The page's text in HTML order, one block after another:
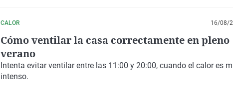
CALOR 16/08/
Cómo ventilar la casa correctamente en pleno
verano
Intenta evitar ventilar entre las 11:00 y 20:00, cuando el calor es
intenso.